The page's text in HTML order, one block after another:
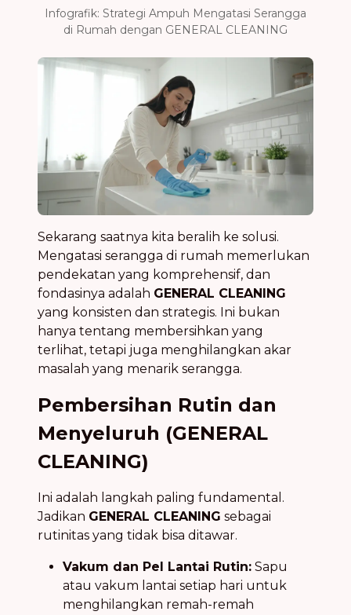
Infografik: Strategi Ampuh Mengatasi Serangga
di Rumah dengan GENERAL CLEANING
Sekarang saatnya kita beralih ke solusi.
Mengatasi serangga di rumah memerlukan
pendekatan yang komprehensif, dan
fondasinya adalah GENERAL CLEANING
yang konsisten dan strategis. Ini bukan
hanya tentang membersihkan yang
terlihat, tetapi juga menghilangkan akar
masalah yang menarik serangga.
Pembersihan Rutin dan
Menyeluruh (GENERAL
CLEANING)
Ini adalah langkah paling fundamental.
Jadikan GENERAL CLEANING sebagai
rutinitas yang tidak bisa ditawar.
Vakum dan Pel Lantai Rutin: Sapu
atau vakum lantai setiap hari untuk
menghilangkan remah-remah